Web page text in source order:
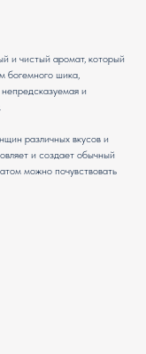
и чистый аромат, который
богемного шика,
и
различных вкусов и
и создает обычный
можно почувствовать